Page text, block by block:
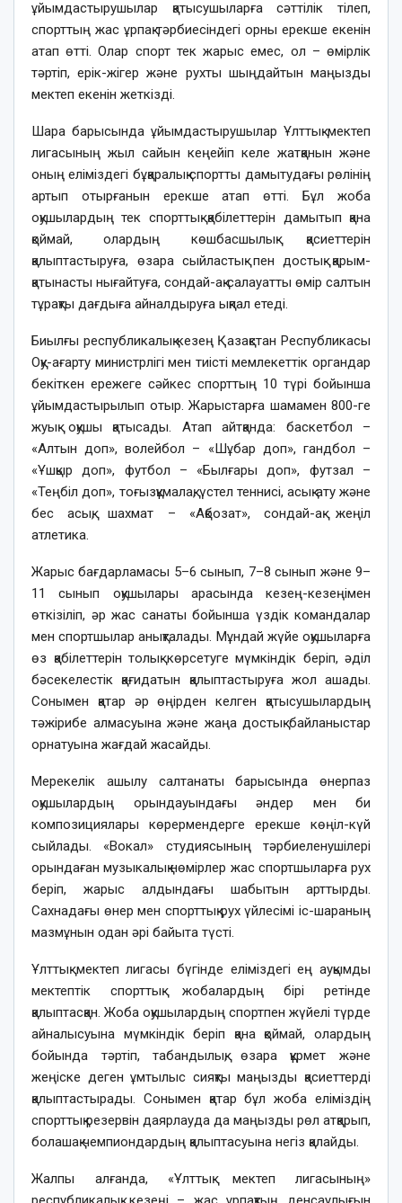
ұйымдастырушылар қатысушыларға сәттілік тілеп,
спорттың жас ұрпақ тәрбиесіндегі орны ерекше екенін
атап өтті. Олар спорт тек жарыс емес, ол – өмірлік
тәртіп, ерік-жігер және рухты шыңдайтын маңызды
мектеп екенін жеткізді.
Шара барысында ұйымдастырушылар Ұлттық мектеп
лигасының жыл сайын кеңейіп келе жатқанын және
оның еліміздегі бұқаралық спортты дамытудағы рөлінің
артып отырғанын ерекше атап өтті. Бұл жоба
оқушылардың тек спорттық қабілеттерін дамытып қана
қоймай, олардың көшбасшылық қасиеттерін
қалыптастыруға, өзара сыйластық пен достық қарым-
қатынасты нығайтуға, сондай-ақ салауатты өмір салтын
тұрақты дағдыға айналдыруға ықпал етеді.
Биылғы республикалық кезең Қазақстан Республикасы
Оқу-ағарту министрлігі мен тиісті мемлекеттік органдар
бекіткен ережеге сәйкес спорттың 10 түрі бойынша
ұйымдастырылып отыр. Жарыстарға шамамен 800-ге
жуық оқушы қатысады. Атап айтқанда: баскетбол –
«Алтын доп», волейбол – «Шұбар доп», гандбол –
«Ұшқыр доп», футбол – «Былғары доп», футзал –
«Теңбіл доп», тоғызқұмалақ, үстел теннисі, асық ату және
бес асық, шахмат – «Ақбозат», сондай-ақ жеңіл
атлетика.
Жарыс бағдарламасы 5–6 сынып, 7–8 сынып және 9–
11 сынып оқушылары арасында кезең-кезеңімен
өткізіліп, әр жас санаты бойынша үздік командалар
мен спортшылар анықталады. Мұндай жүйе оқушыларға
өз қабілеттерін толық көрсетуге мүмкіндік беріп, әділ
бәсекелестік қағидатын қалыптастыруға жол ашады.
Сонымен қатар әр өңірден келген қатысушылардың
тәжірибе алмасуына және жаңа достық байланыстар
орнатуына жағдай жасайды.
Мерекелік ашылу салтанаты барысында өнерпаз
оқушылардың орындауындағы әндер мен би
композициялары көрермендерге ерекше көңіл-күй
сыйлады. «Вокал» студиясының тәрбиеленушілері
орындаған музыкалық нөмірлер жас спортшыларға рух
беріп, жарыс алдындағы шабытын арттырды.
Сахнадағы өнер мен спорттық рух үйлесімі іс-шараның
мазмұнын одан әрі байыта түсті.
Ұлттық мектеп лигасы бүгінде еліміздегі ең ауқымды
мектептік спорттық жобалардың бірі ретінде
қалыптасқан. Жоба оқушылардың спортпен жүйелі түрде
айналысуына мүмкіндік беріп қана қоймай, олардың
бойында тәртіп, табандылық, өзара құрмет және
жеңіске деген ұмтылыс сияқты маңызды қасиеттерді
қалыптастырады. Сонымен қатар бұл жоба еліміздің
спорттық резервін даярлауда да маңызды рөл атқарып,
болашақ чемпиондардың қалыптасуына негіз қалайды.
Жалпы алғанда, «Ұлттық мектеп лигасының»